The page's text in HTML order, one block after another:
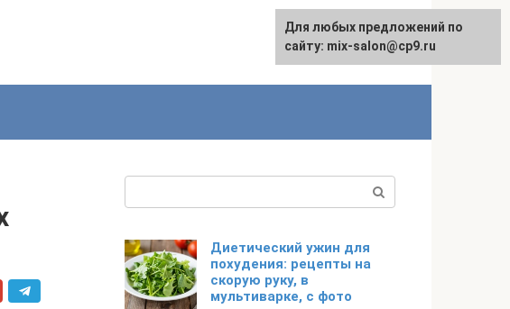
Диетический ужин для
похудения: рецепты на
скорую руку, в
мультиварке, с фото
Для любых предложений по
сайту: mix-salon@cp9.ru